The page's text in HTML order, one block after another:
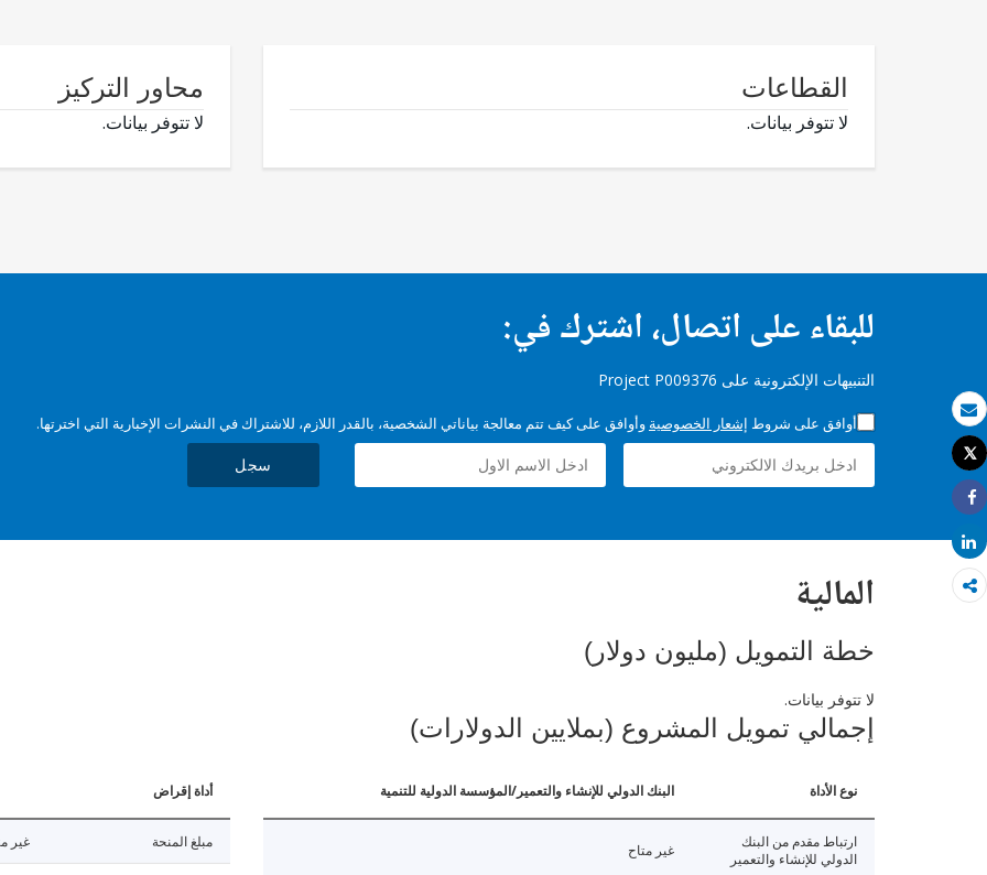
بريد الكتروني
طباعة
Tweet
Share
Share
القطاعات
لا تتوفر بيانات.
محاور التركيز
لا تتوفر بيانات.
للبقاء على اتصال، اشترك في:
التنبيهات الإلكترونية على Project P009376
أوافق على شروط إشعار الخصوصية وأوافق على كيف تتم معالجة بياناتي الشخصية، بالقدر اللازم، للاشتراك في النشرات الإخبارية التي اخترتها.
سجل
المالية
خطة التمويل (مليون دولار)
لا تتوفر بيانات.
إجمالي تمويل المشروع (بملايين الدولارات)
نوع الأداة البنك الدولي للإنشاء والتعمير/المؤسسة الدولية للتنمية
ارتباط مقدم من البنك
الدولي للإنشاء والتعمير
غير متاح
أداة إقراض
مبلغ المنحة غير